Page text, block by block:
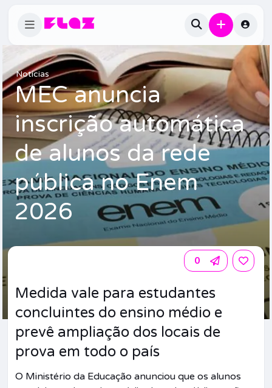
Notícias
MEC anuncia
inscrição automática
de alunos da rede
pública no Enem
2026
0
Medida vale para estudantes
concluintes do ensino médio e
prevê ampliação dos locais de
prova em todo o país
O Ministério da Educação anunciou que os alunos